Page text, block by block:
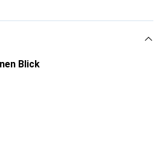
eine zuverlässige Wahl für eine
Blick